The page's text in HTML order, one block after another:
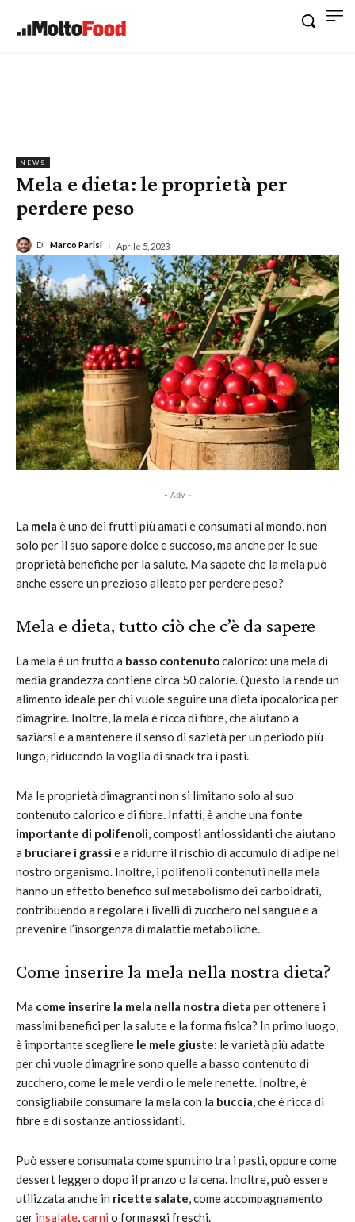
NEWS
Mela e dieta: le proprietà per
perdere peso
Di Marco Parisi Aprile 5, 2023
- Adv -
La mela è uno dei frutti più amati e consumati al mondo, non
solo per il suo sapore dolce e succoso, ma anche per le sue
proprietà benefiche per la salute. Ma sapete che la mela può
anche essere un prezioso alleato per perdere peso?
Mela e dieta, tutto ciò che c’è da sapere
La mela è un frutto a basso contenutocalorico: una mela di
media grandezza contiene circa 50 calorie. Questo la rende un
alimento ideale per chi vuole seguire una dieta ipocalorica per
dimagrire. Inoltre, la mela è ricca di fibre, che aiutano a
saziarsi e a mantenere il senso di sazietà per un periodo più
lungo, riducendo la voglia di snack tra i pasti.
Ma le proprietà dimagranti non si limitano solo al suo
contenuto calorico e di fibre. Infatti, è anche una fonte
importante di polifenoli, composti antiossidanti che aiutano
a bruciare i grassie a ridurre il rischio di accumulo di adipe nel
nostro organismo. Inoltre, i polifenoli contenuti nella mela
hanno un effetto benefico sul metabolismo dei carboidrati,
contribuendo a regolare i livelli di zucchero nel sangue e a
prevenire l’insorgenza di malattie metaboliche.
Come inserire la mela nella nostra dieta?
Ma come inserire la mela nella nostra dieta per ottenere i
massimi benefici per la salute e la forma fisica? In primo luogo,
è importante scegliere le mele giuste: le varietà più adatte
per chi vuole dimagrire sono quelle a basso contenuto di
zucchero, come le mele verdi o le mele renette. Inoltre, è
consigliabile consumare la mela con la buccia, che è ricca di
fibre e di sostanze antiossidanti.
Può essere consumata come spuntino tra i pasti, oppure come
dessert leggero dopo il pranzo o la cena. Inoltre, può essere
utilizzata anche in ricette salate, come accompagnamento
per insalate,carni o formaggi freschi.